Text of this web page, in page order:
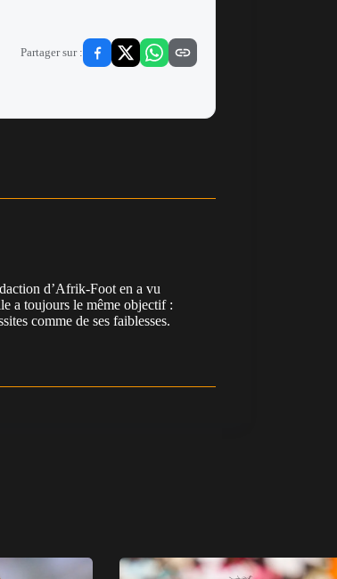
Partager sur :
d’Afrik-Foot en a vu
a toujours le même objectif :
comme de ses faiblesses.